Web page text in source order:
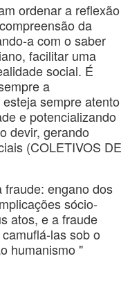
ordenar a reflexão
da
a com o saber
facilitar uma
social. É
a
sempre atento
e potencializando
devir, gerando
(COLETIVOS DE
fraude: engano dos
sócio-
atos, e a fraude
las sob o
humanismo "